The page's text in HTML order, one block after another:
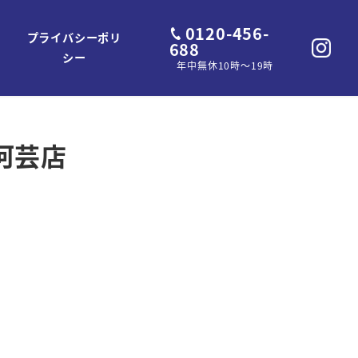
プライバシーポリ
シー
0120-456-
688
年中無休10時～19時
芸店